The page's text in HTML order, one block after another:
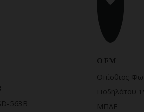
563B
OEM
Οπίσθιος
Ποδηλάτου
ΜΠΛΕ